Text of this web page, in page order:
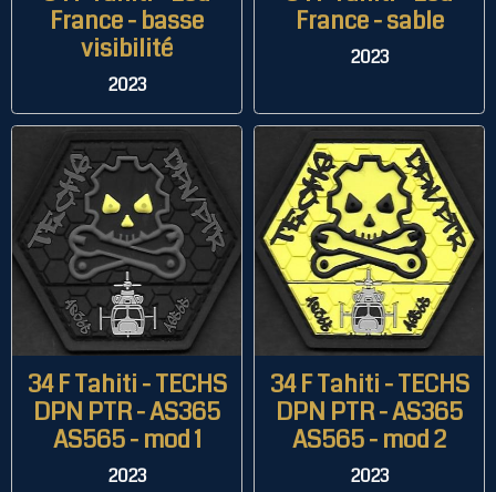
France - basse
visibilité
2023
France - sable
2023
34 F Tahiti - TECHS
DPN PTR - AS365
AS565 - mod 1
2023
34 F Tahiti - TECHS
DPN PTR - AS365
AS565 - mod 2
2023